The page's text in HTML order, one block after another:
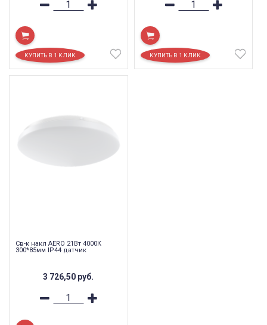
Cв-к накл AERO 21Вт 4000К
300*85мм IP44 датчик
3 726,50 руб.